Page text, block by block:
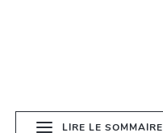
LIRE LE SOMMAIRE